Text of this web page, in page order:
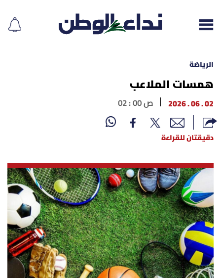
إقرأ الجريدة
لبنان
نداء اليوم
محليات
أسرار
متفرقات
الرياضة
همسات الملاعب
02 . 06 . 2026 02 : 00 ص
دقيقتان للقراءة